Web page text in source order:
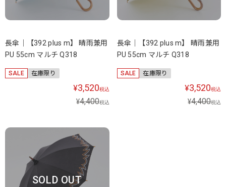
長傘｜【392 plus m】 晴雨兼用
PU 55cm マルチ Q318
SALE 在庫限り
¥3,520税込
¥4,400税込
長傘｜【392 plus m】 晴雨兼用
PU 55cm マルチ Q318
SALE 在庫限り
¥3,520税込
¥4,400税込
SOLD OUT